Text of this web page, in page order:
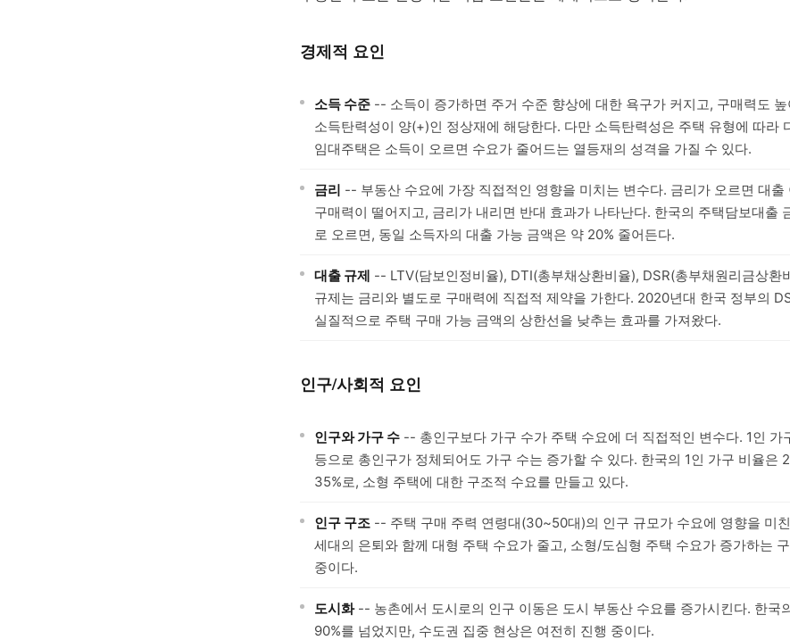
경제적 요인
소득 수준 -- 소득이 증가하면 주거 수준 향상에 대한 욕구가 커지고, 구매력도
소득탄력성이 양(+)인 정상재에 해당한다. 다만 소득탄력성은 주택 유형에 따라
임대주택은 소득이 오르면 수요가 줄어드는 열등재의 성격을 가질 수 있다.
금리 -- 부동산 수요에 가장 직접적인 영향을 미치는 변수다. 금리가 오르면 대출
구매력이 떨어지고, 금리가 내리면 반대 효과가 나타난다. 한국의 주택담보대출
로 오르면, 동일 소득자의 대출 가능 금액은 약 20% 줄어든다.
대출 규제 -- LTV(담보인정비율), DTI(총부채상환비율), DSR(총부채원리금상환
규제는 금리와 별도로 구매력에 직접적 제약을 가한다. 2020년대 한국 정부의
실질적으로 주택 구매 가능 금액의 상한선을 낮추는 효과를 가져왔다.
인구/사회적 요인
인구와 가구 수 -- 총인구보다 가구 수가 주택 수요에 더 직접적인 변수다. 1인 가
등으로 총인구가 정체되어도 가구 수는 증가할 수 있다. 한국의 1인 가구 비율은
35%로, 소형 주택에 대한 구조적 수요를 만들고 있다.
인구 구조 -- 주택 구매 주력 연령대(30~50대)의 인구 규모가 수요에 영향을 미
세대의 은퇴와 함께 대형 주택 수요가 줄고, 소형/도심형 주택 수요가 증가하는
중이다.
도시화-- 농촌에서 도시로의 인구 이동은 도시 부동산 수요를 증가시킨다. 한국
90%를 넘었지만, 수도권 집중 현상은 여전히 진행 중이다.